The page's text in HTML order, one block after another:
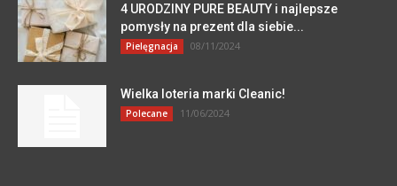
4 URODZINY PURE BEAUTY i najlepsze
pomysły na prezent dla siebie...
Pielęgnacja 08/11/2024
Wielka loteria marki Cleanic!
Polecane 11/06/2024